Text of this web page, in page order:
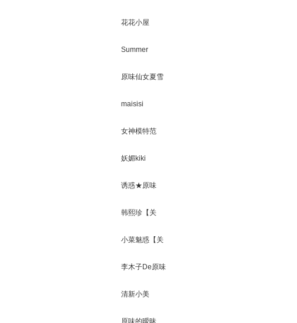
花花小屋
Summer
原味仙女夏雪
儿
maisisi
女神模特范
妖媚kiki
诱惑★原味
MM【关闭】
韩熙珍【关
闭】
小菜魅惑【关
闭】
李木子De原味
屋
清新小美
原味的暧昧